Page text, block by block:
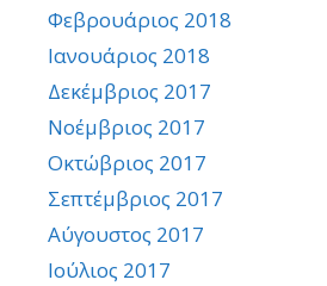
Φεβρουάριος 2018
Ιανουάριος 2018
Δεκέμβριος 2017
Νοέμβριος 2017
Οκτώβριος 2017
Σεπτέμβριος 2017
Αύγουστος 2017
Ιούλιος 2017